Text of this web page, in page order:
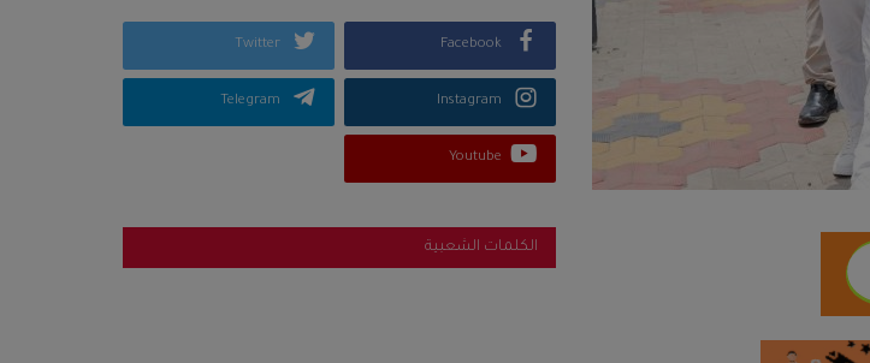
Facebook
Twitter
Instagram
Telegram
Youtube
الكلمات الشعبية